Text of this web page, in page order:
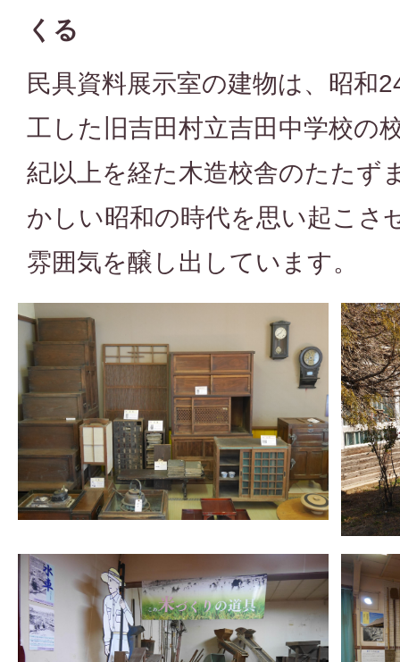
くる
民具資料展示室の建物は、昭和
工した旧吉田村立吉田中学校の
紀以上を経た木造校舎のたたず
かしい昭和の時代を思い起こさ
雰囲気を醸し出しています。